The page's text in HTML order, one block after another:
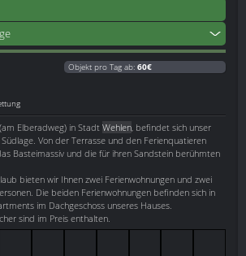
Objekt pro Tag ab: 60€
Elberadweg) in Stadt Wehlen , befindet sich unser
Von der Terrasse und den Ferienquatieren
Basteimassiv und die für ihren Sandstein berühmten
bieten wir Ihnen zwei Ferienwohnungen und zwei
Die beiden Ferienwohnungen befinden sich in
im Dachgeschoss unseres Hauses.
sind im Preis enthalten.